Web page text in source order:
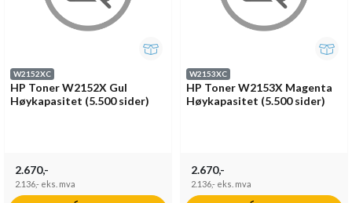
W2152XC
HP Toner W2152X Gul
Høykapasitet (5.500 sider)
2.670,-
2.136,- eks. mva
W2153XC
HP Toner W2153X Magenta
Høykapasitet (5.500 sider)
2.670,-
2.136,- eks. mva